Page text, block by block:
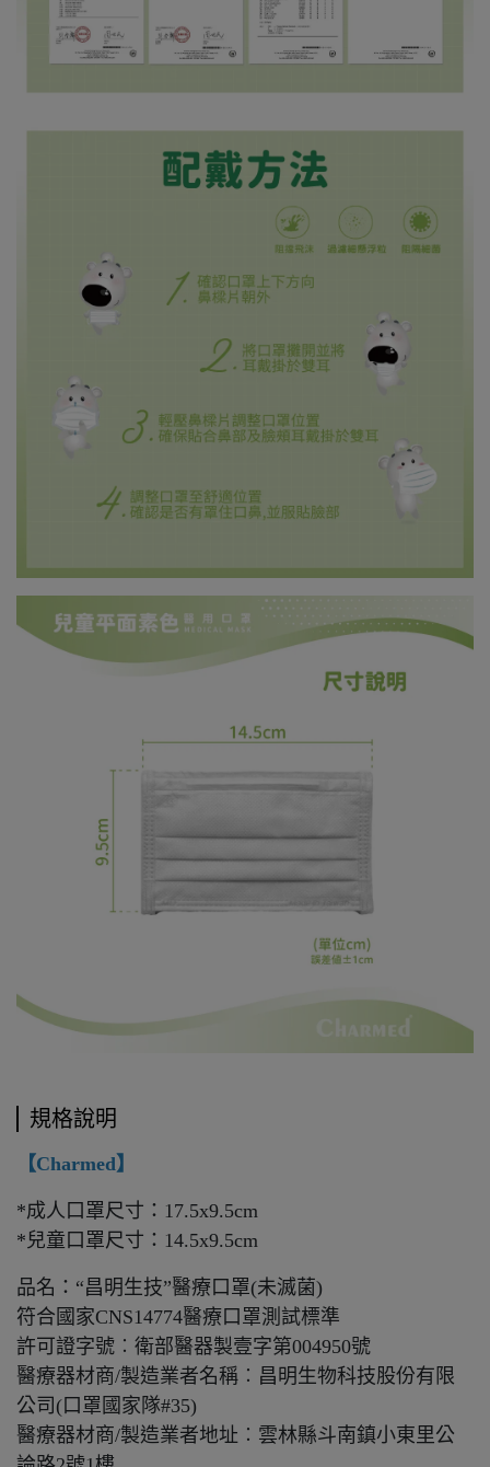
規格說明
【Charmed】
*成人口罩尺寸：17.5x9.5cm
*兒童口罩尺寸：14.5x9.5cm
品名：“昌明生技”醫療口罩(未滅菌)
符合國家CNS14774醫療口罩測試標準
許可證字號︰衛部醫器製壹字第004950號
醫療器材商/製造業者名稱︰昌明生物科技股份有限
公司(口罩國家隊#35)
醫療器材商/製造業者地址︰雲林縣斗南鎮小東里公